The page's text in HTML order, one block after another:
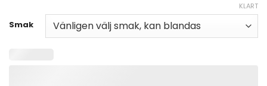
Smak
KLART